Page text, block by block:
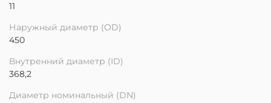
11
Наружный диаметр (OD)
450
Внутренний диаметр (ID)
368,2
Диаметр номинальный (DN)